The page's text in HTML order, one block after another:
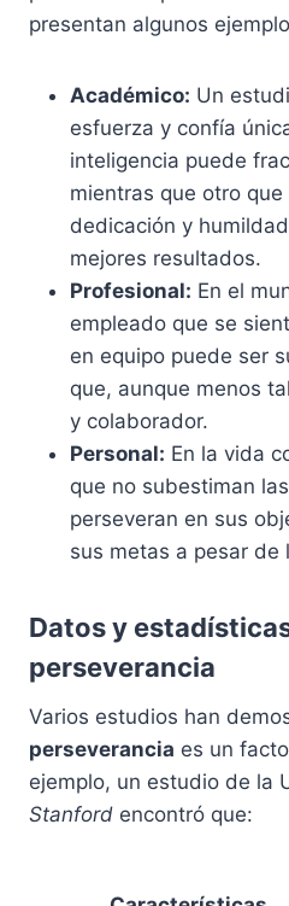
presentan algunos
Académico: Un
esfuerza y confía
inteligencia puede
mientras que otro
dedicación y
mejores resultados.
Profesional: En el
empleado que se
en equipo puede ser
que, aunque menos
y colaborador.
Personal: En la vida
que no subestiman
perseveran en sus
sus metas a pesar de
Datos y
perseverancia
Varios estudios han
perseverancia es un
ejemplo, un estudio de la
Stanford encontró que: